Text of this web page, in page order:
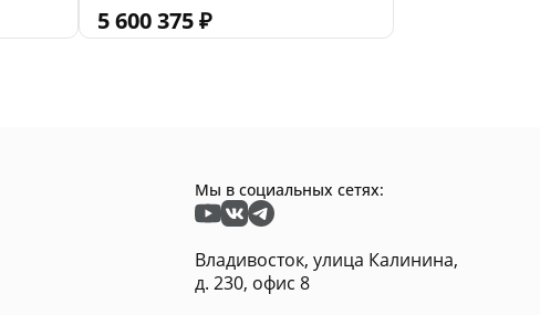
5 600 375₽
Мы в социальных сетях:
Владивосток, улица Калинина,
д. 230, офис 8